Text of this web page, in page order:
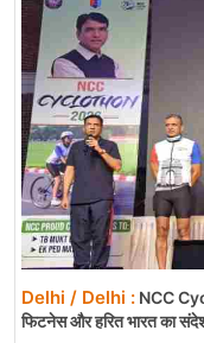
Delhi / Delhi : NCC
फिटनेस और हरित भारत का